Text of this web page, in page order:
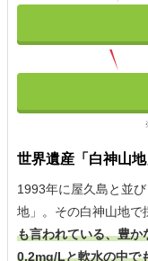
世界遺産「白神山
1993年に屋久島と並
地」。その白神山地で
も言われている、豊か
0.2mg/Lと軟水の中で